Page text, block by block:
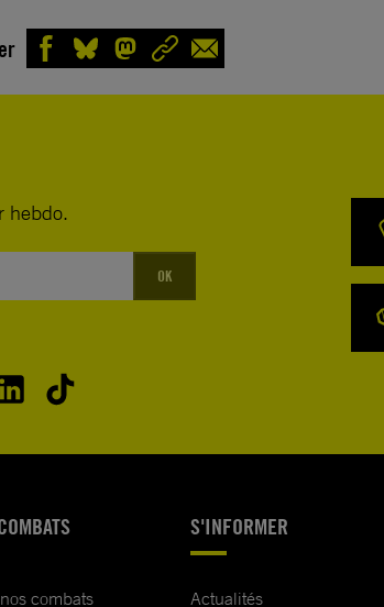
hebdo.
OK
combats
S'INFORMER
Actualités